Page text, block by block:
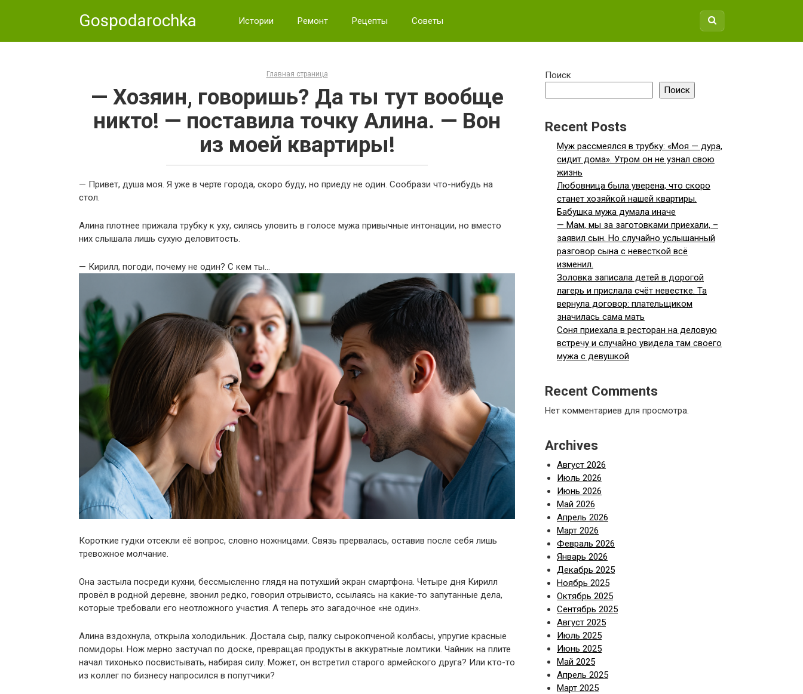
Gospodarochka Истории Ремонт Рецепты Советы
Главная страница
— Хозяин, говоришь? Да ты тут вообще
никто! — поставила точку Алина. — Вон
из моей квартиры!
— Привет, душа моя. Я уже в черте города, скоро буду, но приеду не один. Сообрази что-нибудь на
стол.
Алина плотнее прижала трубку к уху, силясь уловить в голосе мужа привычные интонации, но вместо
них слышала лишь сухую деловитость.
— Кирилл, погоди, почему не один? С кем ты…
Короткие гудки отсекли её вопрос, словно ножницами. Связь прервалась, оставив после себя лишь
тревожное молчание.
Она застыла посреди кухни, бессмысленно глядя на потухший экран смартфона. Четыре дня Кирилл
провёл в родной деревне, звонил редко, говорил отрывисто, ссылаясь на какие-то запутанные дела,
которые требовали его неотложного участия. А теперь это загадочное «не один».
Алина вздохнула, открыла холодильник. Достала сыр, палку сырокопченой колбасы, упругие красные
помидоры. Нож мерно застучал по доске, превращая продукты в аккуратные ломтики. Чайник на плите
начал тихонько посвистывать, набирая силу. Может, он встретил старого армейского друга? Или кто-то
из коллег по бизнесу напросился в попутчики?
Поиск
Поиск
Recent Posts
Муж рассмеялся в трубку: «Моя — дура,
сидит дома». Утром он не узнал свою
жизнь
Любовница была уверена, что скоро
станет хозяйкой нашей квартиры.
Бабушка мужа думала иначе
— Мам, мы за заготовками приехали, –
заявил сын. Но случайно услышанный
разговор сына с невесткой всё
изменил.
Золовка записала детей в дорогой
лагерь и прислала счёт невестке. Та
вернула договор: плательщиком
значилась сама мать
Соня приехала в ресторан на деловую
встречу и случайно увидела там своего
мужа с девушкой
Recent Comments
Нет комментариев для просмотра.
Archives
Август 2026
Июль 2026
Июнь 2026
Май 2026
Апрель 2026
Март 2026
Февраль 2026
Январь 2026
Декабрь 2025
Ноябрь 2025
Октябрь 2025
Сентябрь 2025
Август 2025
Июль 2025
Июнь 2025
Май 2025
Апрель 2025
Март 2025